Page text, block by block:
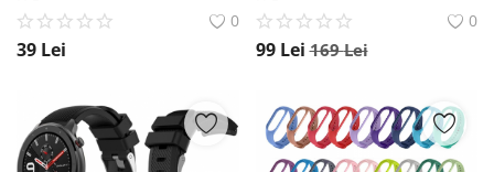
0
39 Lei
0
99 Lei 169Lei